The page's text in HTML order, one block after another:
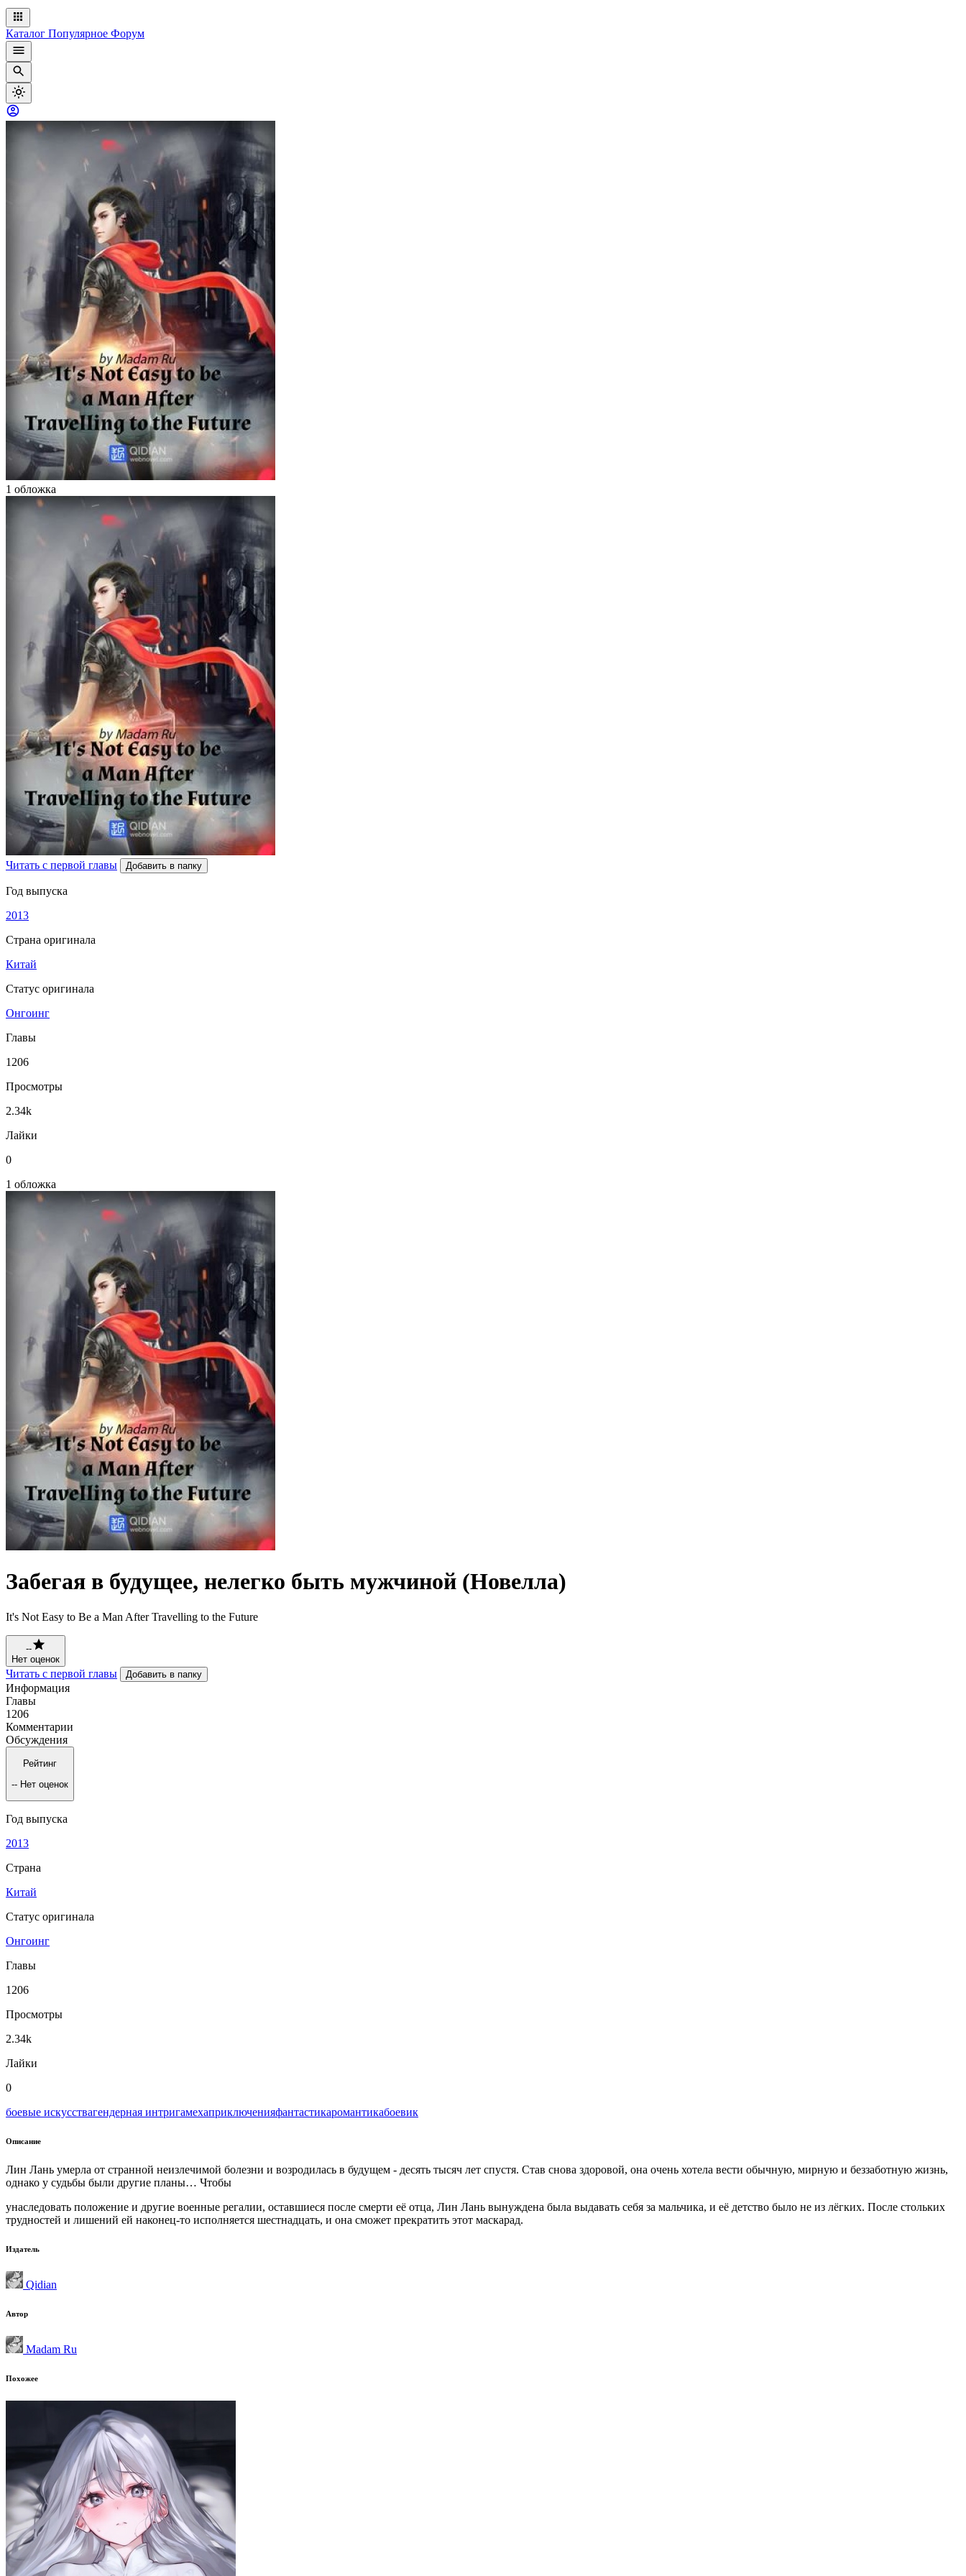
Каталог Популярное Форум
1 обложка
Читать с первой главы Добавить в папку
Год выпуска
2013
Страна оригинала
Китай
Статус оригинала
Онгоинг
Главы
1206
Просмотры
2.34k
Лайки
0
1 обложка
Забегая в будущее, нелегко быть мужчиной (Новелла)
It's Not Easy to Be a Man After Travelling to the Future
--
Нет оценок
Читать с первой главы Добавить в папку
Информация
Главы
1206
Комментарии
Обсуждения
Рейтинг
-- Нет оценок
Год выпуска
2013
Страна
Китай
Статус оригинала
Онгоинг
Главы
1206
Просмотры
2.34k
Лайки
0
боевые искусствагендерная интригамехаприключенияфантастикаромантикабоевик
Описание
Лин Лань умерла от странной неизлечимой болезни и возродилась в будущем - десять тысяч лет спустя. Став снова здоровой, она очень хотела вести обычную, мирную и беззаботную жизнь,
однако у судьбы были другие планы… Чтобы
унаследовать положение и другие военные регалии, оставшиеся после смерти её отца, Лин Лань вынуждена была выдавать себя за мальчика, и её детство было не из лёгких. После стольких
трудностей и лишений ей наконец-то исполняется шестнадцать, и она сможет прекратить этот маскарад.
Издатель
Qidian
Автор
Madam Ru
Похожее